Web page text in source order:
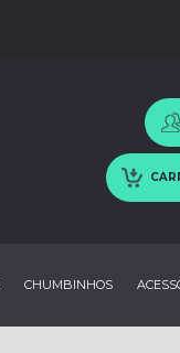
CHUMBINHOS